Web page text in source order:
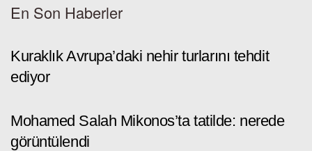
En Son Haberler
Kuraklık Avrupa’daki nehir turlarını tehdit
ediyor
Mohamed Salah Mikonos’ta tatilde: nerede
görüntülendi